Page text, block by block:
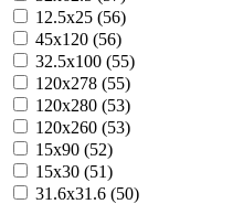
12.5x25 (56)
45x120 (56)
32.5x100 (55)
120x278 (55)
120x280 (53)
120x260 (53)
15x90 (52)
15x30 (51)
31.6x31.6 (50)